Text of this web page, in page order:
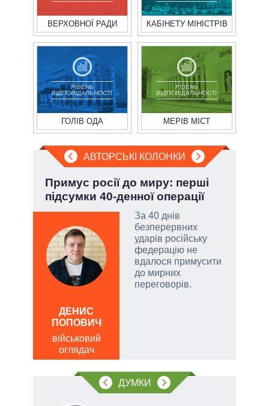
ВЕРХОВНОЇ РАДИ КАБІНЕТУ МІНІСТРІВ
РІВЕНЬ
ВІДПОВІДАЛЬНОСТІ
ГОЛІВ ОДА
РІВЕНЬ
ВІДПОВІДАЛЬНОСТІ
МЕРІВ МІСТ
АВТОРСЬКІ КОЛОНКИ
Примус росії до миру: перші
підсумки 40-денної операції
За 40 днів
безперервних
ударів російську
федерацію не
вдалося примусити
до мирних
переговорів.
ДЕНИС
ПОПОВИЧ
військовий
оглядач
ДУМКИ